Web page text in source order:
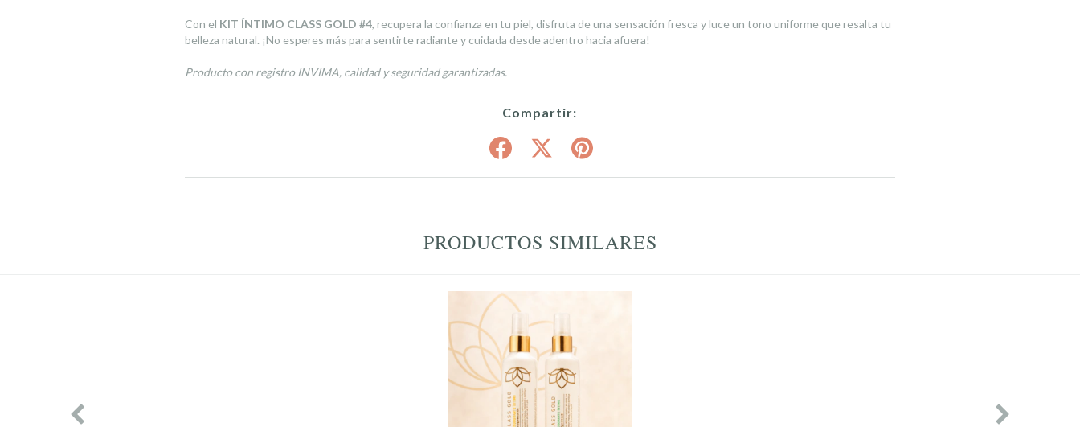
Con el KIT ÍNTIMO CLASS GOLD #4, recupera la confianza en tu piel, disfruta de una sensación fresca y luce un tono uniforme que resalta tu
belleza natural. ¡No esperes más para sentirte radiante y cuidada desde adentro hacia afuera!
Producto con registro INVIMA, calidad y seguridad garantizadas.
Compartir:
PRODUCTOS SIMILARES